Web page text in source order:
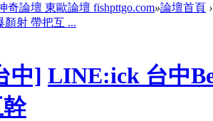
奇論壇 東歐論壇 fishpttgo.com»論壇首頁 ›
顏射 帶把互 ...
中] LINE:ick 台中